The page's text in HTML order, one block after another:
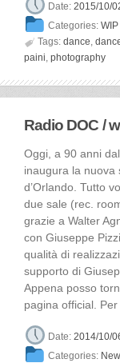
Date:2015/10/
Categories:WIP
 Tags: dance
paini photography
Radio DOC /
Oggi, a 90 anni
inaugura la nuova
d’Orlando. Tutto
due sale (rec.
grazie a Walter
con Giuseppe
qualità di
supporto di
Appena posso
pagina official.
Date:2014/10/
Categories: